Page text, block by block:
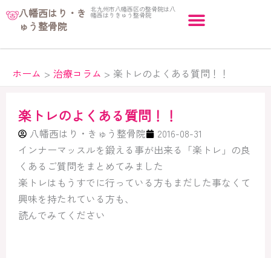
内
容
八幡西はり・き
ゅう整骨院
北九州市八幡西区の整骨院は八
幡西はりきゅう整骨院
ホーム 治療コラム 楽トレのよくある質問！！
楽トレのよくある質問！！
八幡西はり・きゅう整骨院
2016-08-31
インナーマッスルを鍛える事が出来る「楽トレ」の良
くあるご質問をまとめてみました
楽トレはもうすでに行っている方もまだした事なくて
興味を持たれている方も、
読んでみてください